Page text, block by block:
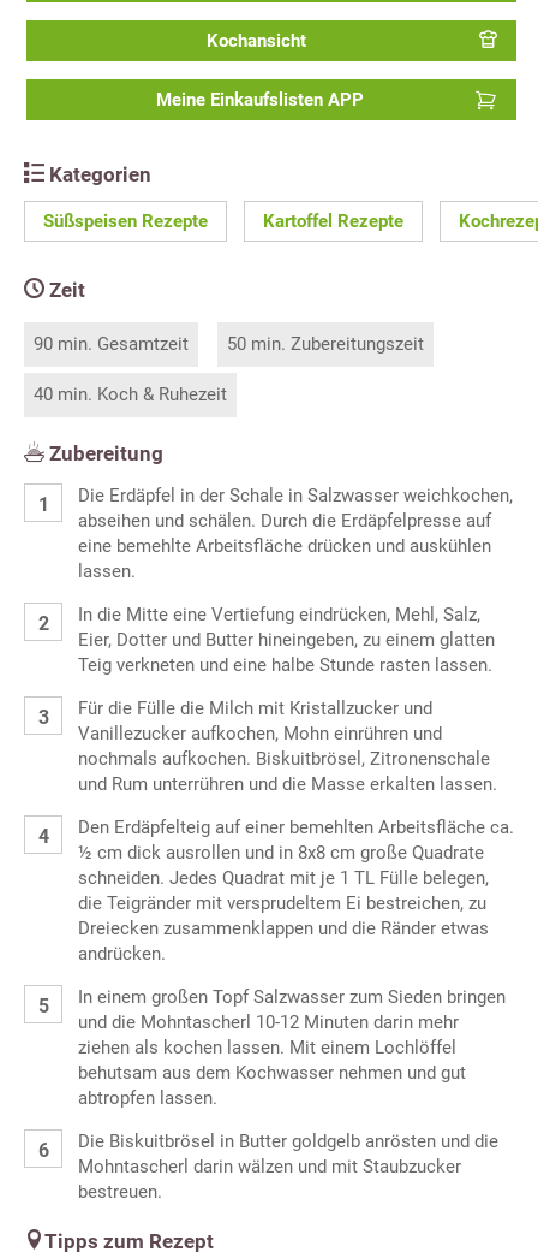
Kochansicht
Meine Einkaufslisten APP
Kategorien
Süßspeisen Rezepte Kartoffel Rezepte
Zeit
90 min. Gesamtzeit 50 min. Zubereitungszeit
40 min. Koch & Ruhezeit
Zubereitung
Die Erdäpfel in der Schale in Salzwasser weichkochen,
abseihen und schälen. Durch die Erdäpfelpresse auf
eine bemehlte Arbeitsfläche drücken und auskühlen
lassen.
In die Mitte eine Vertiefung eindrücken, Mehl, Salz,
Eier, Dotter und Butter hineingeben, zu einem glatten
Teig verkneten und eine halbe Stunde rasten lassen.
Für die Fülle die Milch mit Kristallzucker und
Vanillezucker aufkochen, Mohn einrühren und
nochmals aufkochen. Biskuitbrösel, Zitronenschale
und Rum unterrühren und die Masse erkalten lassen.
Den Erdäpfelteig auf einer bemehlten Arbeitsfläche ca.
½ cm dick ausrollen und in 8x8 cm große Quadrate
schneiden. Jedes Quadrat mit je 1 TL Fülle belegen,
die Teigränder mit versprudeltem Ei bestreichen, zu
Dreiecken zusammenklappen und die Ränder etwas
andrücken.
In einem großen Topf Salzwasser zum Sieden bringen
und die Mohntascherl 10-12 Minuten darin mehr
ziehen als kochen lassen. Mit einem Lochlöffel
behutsam aus dem Kochwasser nehmen und gut
abtropfen lassen.
Die Biskuitbrösel in Butter goldgelb anrösten und die
Mohntascherl darin wälzen und mit Staubzucker
bestreuen.
Tipps zum Rezept